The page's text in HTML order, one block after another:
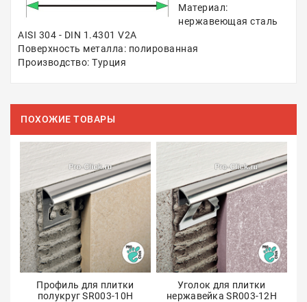
Материал:
нержавеющая сталь
AISI 304 - DIN 1.4301 V2A
Поверхность металла: полированная
Производство: Турция
ПОХОЖИЕ ТОВАРЫ
Профиль для плитки
полукруг SR003-10H
Уголок для плитки
нержавейка SR003-12H